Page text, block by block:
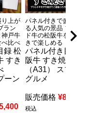
り上が
ラン
神戸牛
べ比べ
録 松
すき
ーン
パネル付きで盛り上
る人気の景品 ブラン
ド牛の松阪牛をすき
きで楽しめる
パネル付き目録
阪牛 すき焼き
（A31） スプー
グルメ
販売価格 ¥8,800
税込